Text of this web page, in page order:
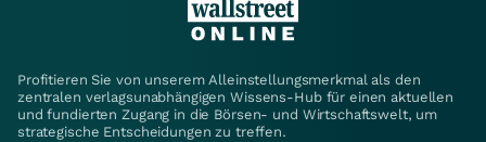
Profitieren Sie von unserem Alleinstellungsmerkmal als den
zentralen verlagsunabhängigen Wissens-Hub für einen aktuellen
und fundierten Zugang in die Börsen- und Wirtschaftswelt, um
strategische Entscheidungen zu treffen.